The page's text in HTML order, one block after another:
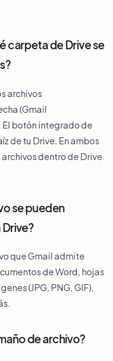
carpeta de Drive se
archivos
(Gmail
botón integrado de
de tu Drive. En ambos
dentro de Drive
se pueden
que Gmail admite
de Word, hojas
(JPG, PNG, GIF),
de archivo?